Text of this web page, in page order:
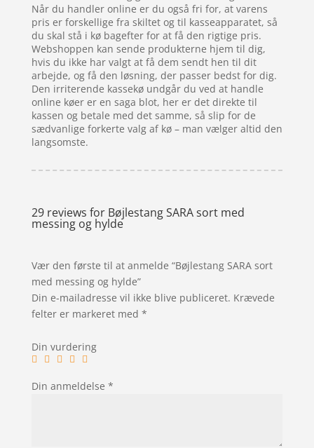
Når du handler online er du også fri for, at varens
pris er forskellige fra skiltet og til kasseapparatet, så
du skal stå i kø bagefter for at få den rigtige pris.
Webshoppen kan sende produkterne hjem til dig,
hvis du ikke har valgt at få dem sendt hen til dit
arbejde, og få den løsning, der passer bedst for dig.
Den irriterende kassekø undgår du ved at handle
online køer er en saga blot, her er det direkte til
kassen og betale med det samme, så slip for de
sædvanlige forkerte valg af kø – man vælger altid den
langsomste.
29 reviews for Bøjlestang SARA sort med
messing og hylde
Vær den første til at anmelde “Bøjlestang SARA sort
med messing og hylde”
Din e-mailadresse vil ikke blive publiceret. Krævede
felter er markeret med *
Din vurdering
Din anmeldelse *